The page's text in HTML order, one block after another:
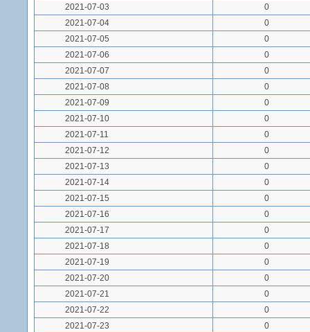
2021-07-03
0
2021-07-04
0
2021-07-05
0
2021-07-06
0
2021-07-07
0
2021-07-08
0
2021-07-09
0
2021-07-10
0
2021-07-11
0
2021-07-12
0
2021-07-13
0
2021-07-14
0
2021-07-15
0
2021-07-16
0
2021-07-17
0
2021-07-18
0
2021-07-19
0
2021-07-20
0
2021-07-21
0
2021-07-22
0
2021-07-23
0